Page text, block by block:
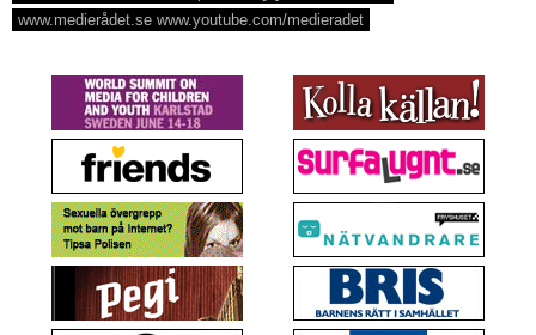
www.medierådet.se www.youtube.com/medieradet